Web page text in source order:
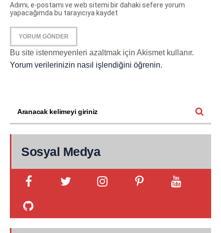
Adımı, e-postamı ve web sitemi bir dahaki sefere yorum
yapacağımda bu tarayıcıya kaydet
Bu site istenmeyenleri azaltmak için Akismet kullanır.
Yorum verilerinizin nasıl işlendiğini öğrenin.
Sosyal Medya